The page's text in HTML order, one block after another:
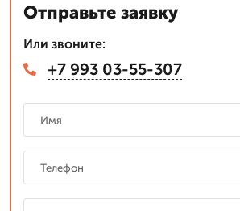
Отправьте заявку
Или звоните:
+7 993 03-55-307